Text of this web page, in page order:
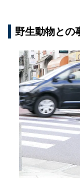
野生動物との